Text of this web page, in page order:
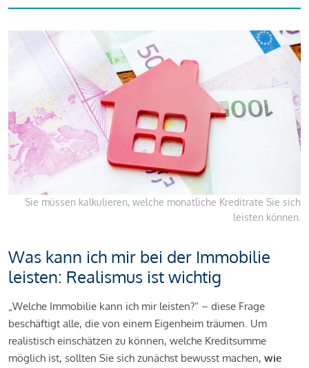
Sie müssen kalkulieren, welche monatliche Kreditrate Sie sich
leisten können.
Was kann ich mir bei der Immobilie
leisten: Realismus ist wichtig
„Welche Immobilie kann ich mir leisten?“ – diese Frage
beschäftigt alle, die von einem Eigenheim träumen. Um
realistisch einschätzen zu können, welche Kreditsumme
möglich ist, sollten Sie sich zunächst bewusst machen, wie